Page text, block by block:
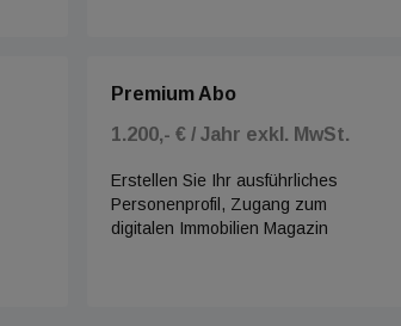
Premium Abo
1.200,- € / Jahr exkl. MwSt.
Erstellen Sie Ihr ausführliches
Personenprofil, Zugang zum
digitalen Immobilien Magazin